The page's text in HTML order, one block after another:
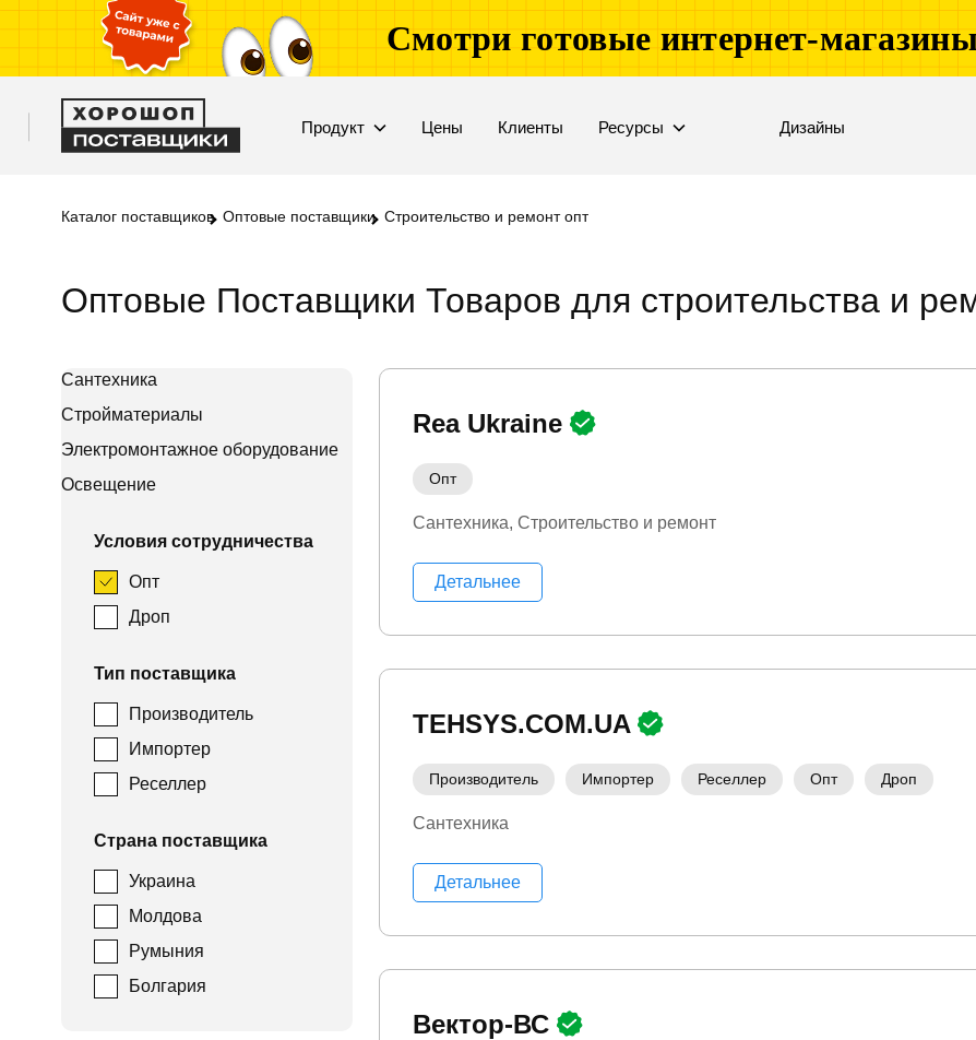
Смотри готовые интернет-
Продукт Цены Клиенты Ресурсы Дизайны
Каталог поставщиков Оптовые поставщики Строительство и ремонт опт
Оптовые Поставщики Товаров для строительства и
Сантехника
Стройматериалы
Электромонтажное оборудование
Освещение
Условия сотрудничества
Опт
Дроп
Тип поставщика
Производитель
Импортер
Реселлер
Страна поставщика
Украина
Молдова
Румыния
Болгария
Rea Ukraine
Опт
Сантехника Строительство и ремонт
Детальнее
TEHSYS.COM.UA
Производитель Импортер Реселлер Опт Дроп
Сантехника
Детальнее
Вектор-ВС